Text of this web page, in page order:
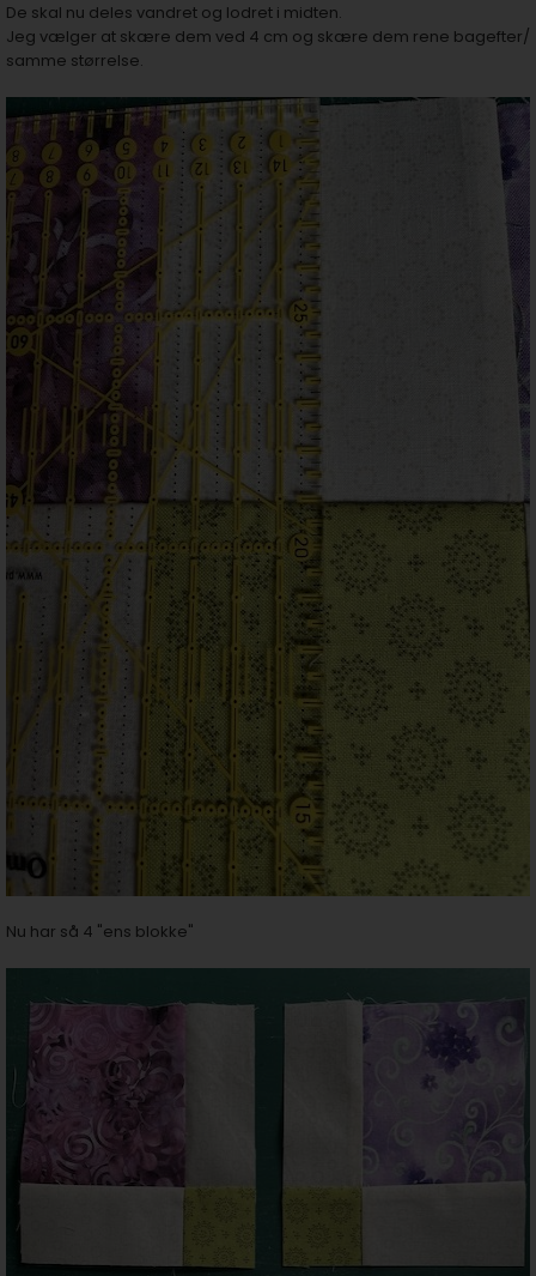
De skal nu deles vandret og lodret i midten.
Jeg vælger at skære dem ved 4 cm og skære dem rene bagefter/
samme størrelse.
Nu har så 4 "ens blokke"